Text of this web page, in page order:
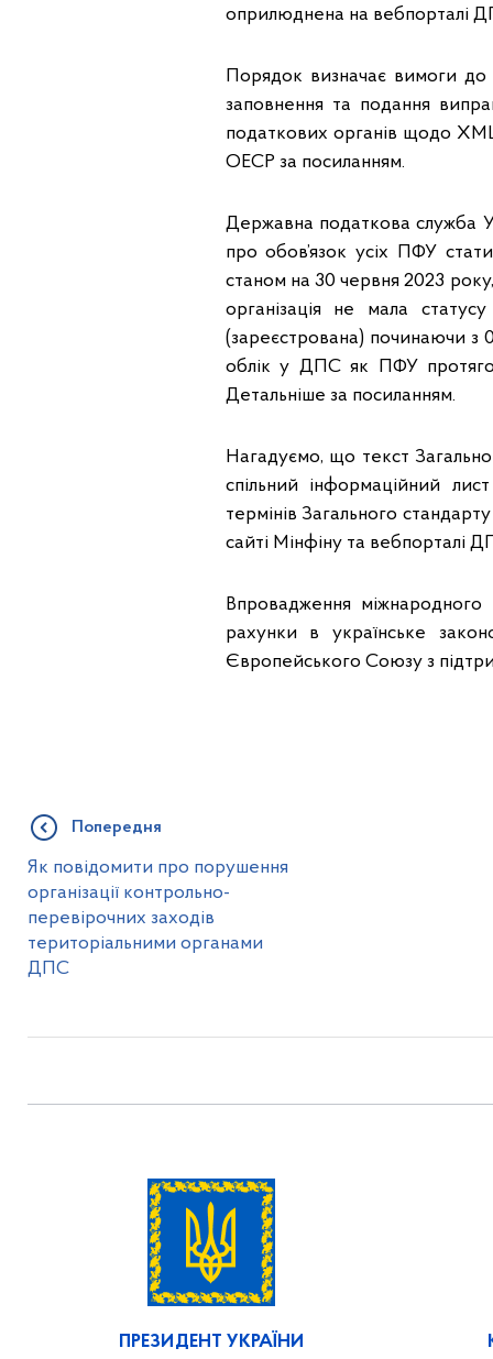
оприлюднена на вебпорталі
Порядок визначає вимоги до
заповнення та подання
податкових органів щодо
ОЕСР за посиланням.
Державна податкова служба
про обов’язок усіх ПФУ
станом на 30 червня 2023
організація не мала
(зареєстрована) починаючи з
облік у ДПС як ПФУ
Детальніше за посиланням.
Нагадуємо, що текст
спільний інформаційний
термінів Загального
сайті Мінфіну та вебпорталі
Впровадження
рахунки в українське
Європейського Союзу з
Попередня
Як повідомити про порушення
організації контрольно-
перевірочних заходів
територіальними органами
ДПС
ПРЕЗИДЕНТ УКРАЇНИ